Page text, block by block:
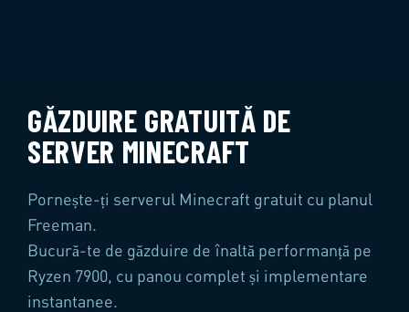
GĂZDUIRE GRATUITĂ DE
SERVER MINECRAFT
Pornește-ți serverul Minecraft gratuit cu planul
Freeman.
Bucură-te de găzduire de înaltă performanță pe
Ryzen 7900, cu panou complet și implementare
instantanee.